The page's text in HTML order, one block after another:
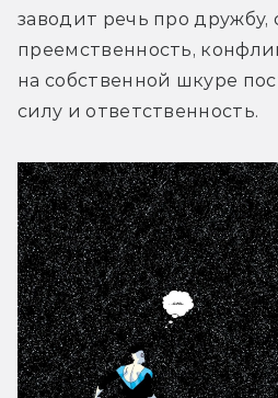
заводит речь про дружбу,
преемственность,
на собственной шкуре
силу и ответственность.